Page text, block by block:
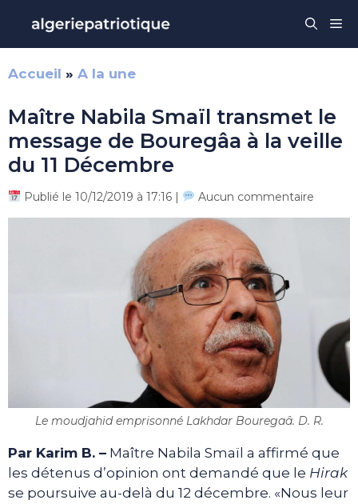
contenu
Accueil » A la une
Maître Nabila Smaïl transmet le
message de Bouregâa à la veille
du 11 Décembre
Publié le 10/12/2019 à 17:16 | Aucun commentaire
Le moudjahid emprisonné Lakhdar Bouregaâ. D. R.
Par Karim B. – Maître Nabila Smaïl a affirmé que
les détenus d’opinion ont demandé que le Hirak
se poursuive au-delà du 12 décembre. «Nous leur